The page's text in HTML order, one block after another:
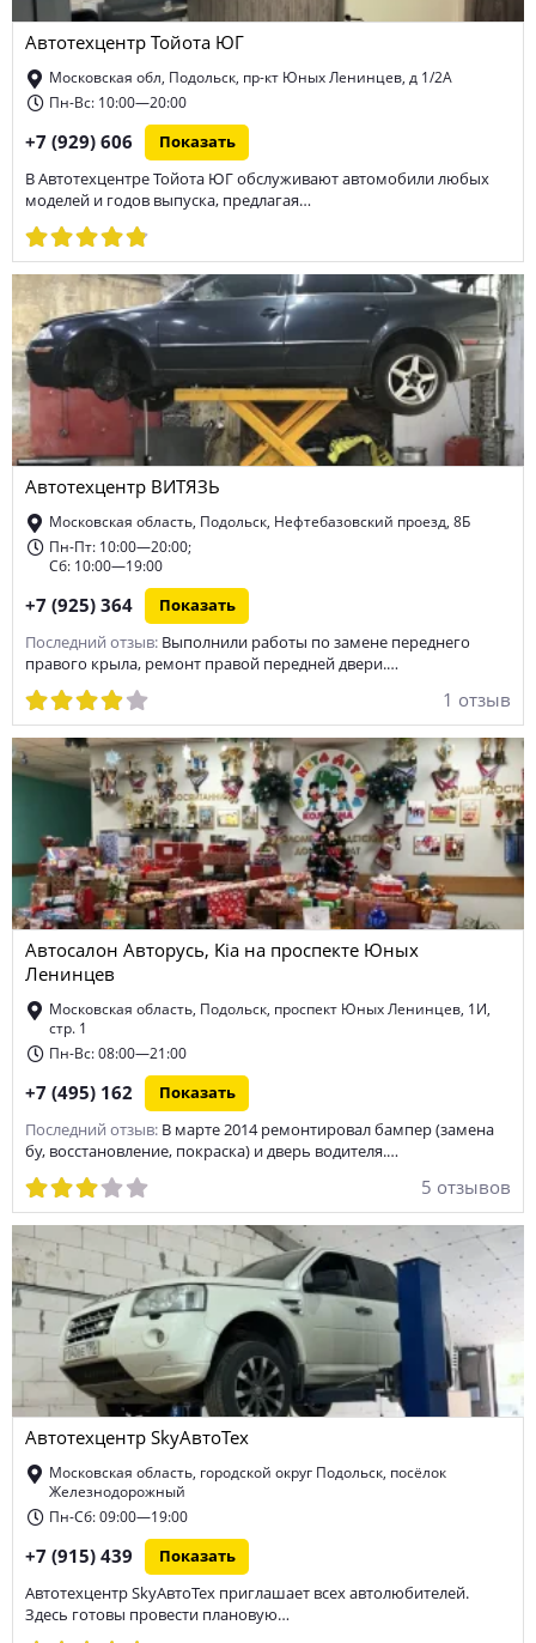
Автотехцентр Тойота ЮГ
Московская обл, Подольск, пр-кт Юных Ленинцев, д 1/2А
Пн-Вс: 10:00—20:00
+7 (929) 606 Показать
В Автотехцентре Тойота ЮГ обслуживают автомобили любых
моделей и годов выпуска, предлагая…
Автотехцентр ВИТЯЗЬ
Московская область, Подольск, Нефтебазовский проезд, 8Б
Пн-Пт: 10:00—20:00;
Сб: 10:00—19:00
+7 (925) 364 Показать
Последний отзыв: Выполнили работы по замене переднего
правого крыла, ремонт правой передней двери.…
1 отзыв
Автосалон Авторусь, Kia на проспекте Юных
Ленинцев
Московская область, Подольск, проспект Юных Ленинцев, 1И,
стр. 1
Пн-Вс: 08:00—21:00
+7 (495) 162 Показать
Последний отзыв: В марте 2014 ремонтировал бампер (замена
бу, восстановление, покраска) и дверь водителя.…
5 отзывов
Автотехцентр SkyАвтоТех
Московская область, городской округ Подольск, посёлок
Железнодорожный
Пн-Сб: 09:00—19:00
+7 (915) 439 Показать
Автотехцентр SkyАвтоТех приглашает всех автолюбителей.
Здесь готовы провести плановую…